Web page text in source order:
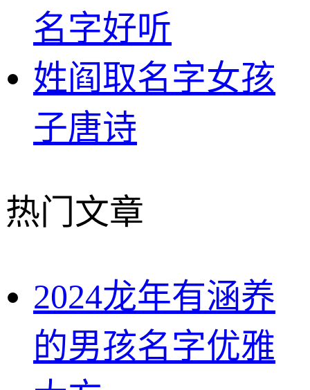
名字好听
姓阎取名字女孩
子唐诗
热门文章
2024龙年有涵养
的男孩名字优雅